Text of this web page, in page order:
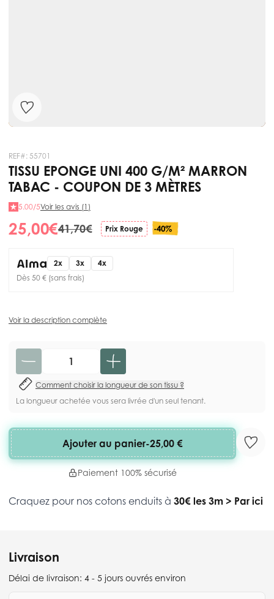
REF#: 55701
TISSU EPONGE UNI 400 G/M² MARRON
TABAC - COUPON DE 3 MÈTRES
5.00/5Voir les avis (1)
41,70 €
25,00 € Prix Rouge -40%
2x 3x
4x
Dès 50 € (sans frais)
Voir la description complète
Quantité
Comment choisir la longueur de son tissu ?
La longueur achetée vous sera livrée d'un seul tenant.
Ajouter au panier-25,00 €
Paiement 100% sécurisé
Craquez pour nos cotons enduits à 30€ les 3m > Par ici
Livraison
Délai de livraison: 4 - 5 jours ouvrés environ